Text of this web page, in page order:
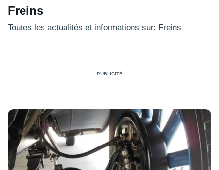
Freins
Toutes les actualités et informations sur: Freins